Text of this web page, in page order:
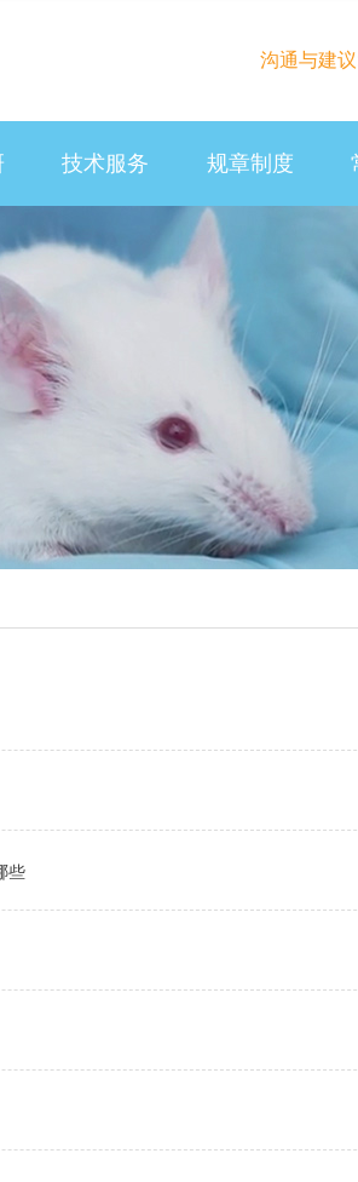
沟通与建
技术服务 规章制度
些